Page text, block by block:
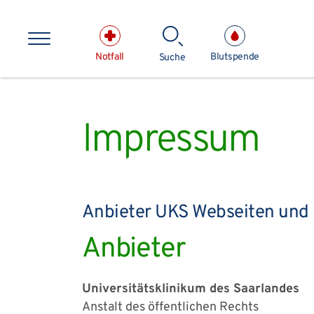
Notfall Suche Blutspende
Impressum
Anbieter UKS Webseiten und
Anbieter
Universitätsklinikum des Saarlandes
Anstalt des öffentlichen Rechts